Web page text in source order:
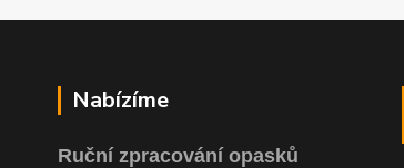
Nabízíme
Ruční zpracování opasků